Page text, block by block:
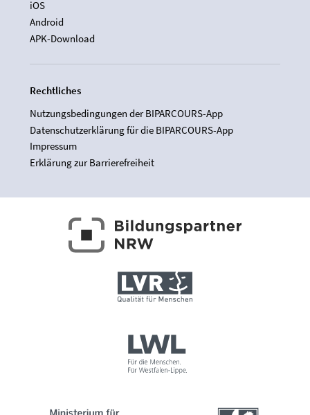
iOS
Android
APK-Download
Rechtliches
Nutzungsbedingungen der BIPARCOURS-App
Datenschutzerklärung für die BIPARCOURS-App
Impressum
Erklärung zur Barrierefreiheit